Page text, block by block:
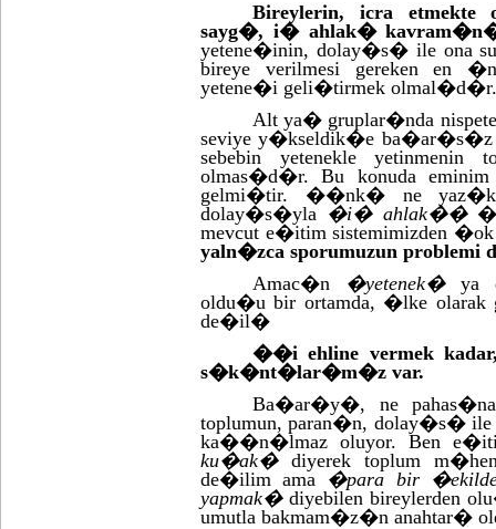
Bireylerin, icra etmekte
sayg�, i� ahlak� kavram�n�
yetene�inin, dolay�s� ile ona
bireye verilmesi gereken
yetene�i geli�tirmek olmal�d�r.
Alt ya� gruplar�nda
seviye y�kseldik�e
sebebin yetenekle
olmas�d�r. Bu konuda
gelmi�tir. ��nk� ne
dolay�s�yla �i� ahlak��
mevcut e�itim sistemimizden
yaln�zca sporumuzun
Amac�n �yetenek� ya
oldu�u bir ortamda, �lke
de�il�
��i ehline vermek
s�k�nt�lar�m�z var.
Ba�ar�y�, ne pahas�na
toplumun, paran�n, dolay�s�
ka��n�lmaz oluyor. Ben
ku�ak�diyerek toplum
de�ilim ama �para bir
yapmak�diyebilen bireylerden
umutla bakmam�z�n